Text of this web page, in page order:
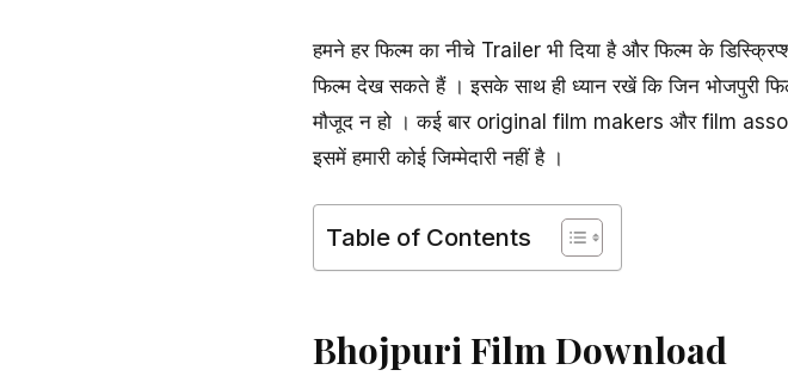
हमने हर फिल्म का नीचे Trailer भी दिया है और फिल्म के
फिल्म देख सकते हैं । इसके साथ ही ध्यान रखें कि जिन भोजपुरी
मौजूद न हो । कई बार original film makers और film
इसमें हमारी कोई जिम्मेदारी नहीं है ।
Table of Contents
Bhojpuri Film Download